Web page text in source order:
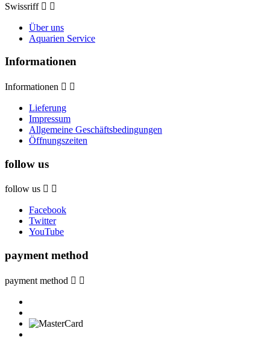
Swissriff  
Über uns
Aquarien Service
Informationen
Informationen  
Lieferung
Impressum
Allgemeine Geschäftsbedingungen
Öffnungszeiten
follow us
follow us  
Facebook
Twitter
YouTube
payment method
payment method  